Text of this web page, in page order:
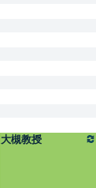
大槻教授